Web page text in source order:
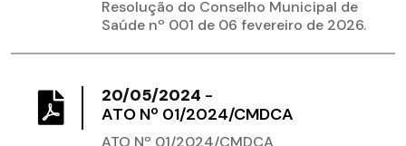
Resolução do Conselho Municipal de
Saúde nº 001 de 06 fevereiro de 2026.
20/05/2024 -
ATO Nº 01/2024/CMDCA